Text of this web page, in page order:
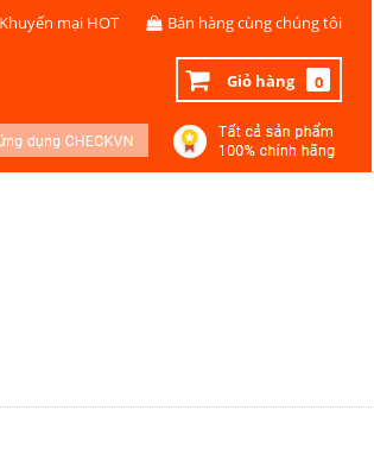
Khuyến mại HOT Bán hàng cùng chúng tôi
Giỏ hàng 0